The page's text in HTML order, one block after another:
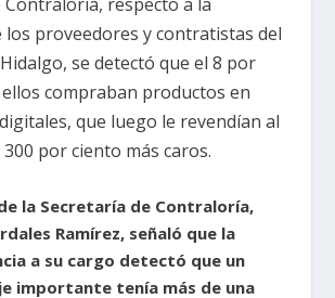
los proveedores y contratistas del
se detectó que el 8 por
ellos compraban productos en
que luego le revendían al
por ciento más caros.
la Secretaría de Contraloría,
Ramírez, señaló que la
a su cargo detectó que un
importante tenía más de una